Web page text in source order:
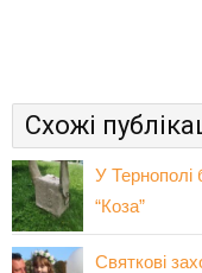
Схожі
У Тернополі
“Коза”
Святкові